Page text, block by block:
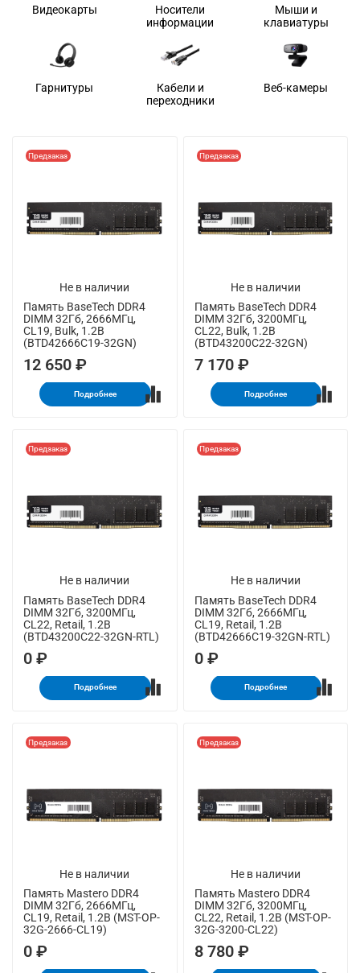
Видеокарты
Носители
информации
Мыши и
клавиатуры
Гарнитуры
Кабели и
переходники
Веб-камеры
Не в наличии
Предзаказ
Память BaseTech DDR4
DIMM 32Гб, 2666МГц,
CL19, Bulk, 1.2В
(BTD42666C19-32GN)
12 650 ₽
Подробнее
Не в наличии
Предзаказ
Память BaseTech DDR4
DIMM 32Гб, 3200МГц,
CL22, Bulk, 1.2В
(BTD43200C22-32GN)
7 170 ₽
Подробнее
Не в наличии
Предзаказ
Память BaseTech DDR4
DIMM 32Гб, 3200МГц,
CL22, Retail, 1.2В
(BTD43200C22-32GN-RTL)
0 ₽
Подробнее
Не в наличии
Предзаказ
Память BaseTech DDR4
DIMM 32Гб, 2666МГц,
CL19, Retail, 1.2В
(BTD42666C19-32GN-RTL)
0 ₽
Подробнее
Не в наличии
Предзаказ
Память Mastero DDR4
DIMM 32Гб, 2666МГц,
CL19, Retail, 1.2В (MST-OP-
32G-2666-СL19)
0 ₽
Не в наличии
Предзаказ
Память Mastero DDR4
DIMM 32Гб, 3200МГц,
CL22, Retail, 1.2В (MST-OP-
32G-3200-СL22)
8 780 ₽